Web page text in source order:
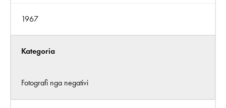
1967
Kategoria
Fotografi nga negativi